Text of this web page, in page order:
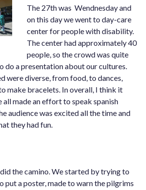
The 27th was Wendnesday and
on this day we went to day-care
center for people with disability.
The center had approximately 40
people, so the crowd was quite
do a presentation about our cultures.
were diverse, from food, to dances,
make bracelets. In overall, I think it
all made an effort to speak spanish
audience was excited all the time and
they had fun.
the camino. We started by trying to
put a poster, made to warn the pilgrims